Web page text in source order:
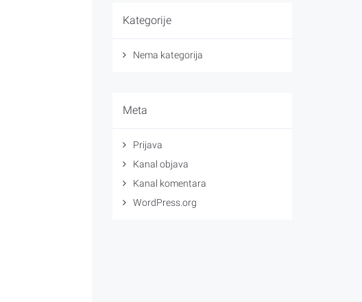
Kategorije
Nema kategorija
Meta
Prijava
Kanal objava
Kanal komentara
WordPress.org